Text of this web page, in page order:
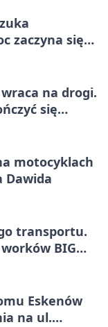
zaczyna się
na drogi.
się
motocyklach
Dawida
transportu.
BIG
Eskenów
na ul.